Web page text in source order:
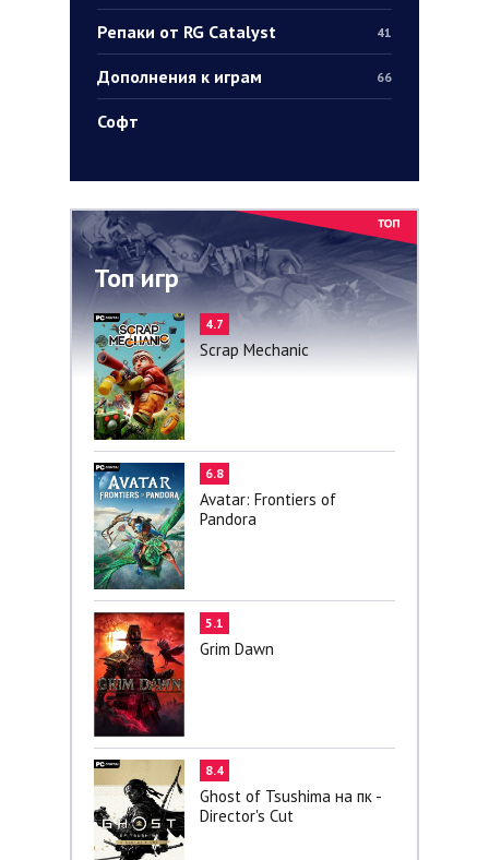
Репаки от RG Catalyst 41
Дополнения к играм 66
Софт
Топ игр
4.7
Scrap Mechanic
6.8
Avatar: Frontiers of
Pandora
5.1
Grim Dawn
8.4
Ghost of Tsushima на пк -
Director's Cut